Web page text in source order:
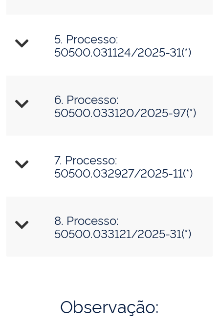
5. Processo:
50500.031124/2025-31(*)
6. Processo:
50500.033120/2025-97(*)
7. Processo:
50500.032927/2025-11(*)
8. Processo:
50500.033121/2025-31(*)
Observação: